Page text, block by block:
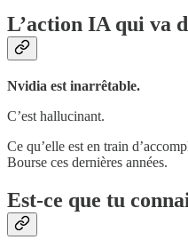
L’action IA qui va
Nvidia est inarrêtable.
C’est hallucinant.
Ce qu’elle est en train
Bourse ces dernières années.
Est-ce que tu